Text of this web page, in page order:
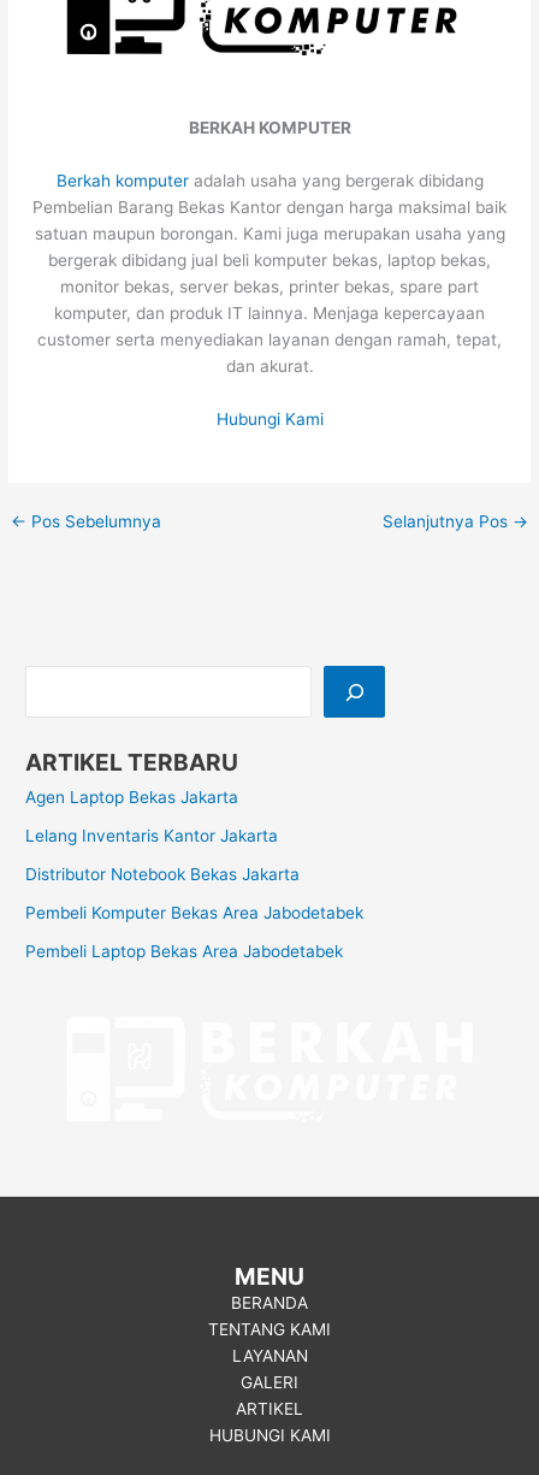
BERKAH KOMPUTER
Berkah komputeradalah usaha yang bergerak dibidang
Pembelian Barang Bekas Kantor dengan harga maksimal baik
satuan maupun borongan. Kami juga merupakan usaha yang
bergerak dibidang jual beli komputer bekas, laptop bekas,
monitor bekas, server bekas, printer bekas, spare part
komputer, dan produk IT lainnya. Menjaga kepercayaan
customer serta menyediakan layanan dengan ramah, tepat,
dan akurat.
Hubungi Kami
← Pos Sebelumnya Selanjutnya Pos →
ARTIKEL TERBARU
Agen Laptop Bekas Jakarta
Lelang Inventaris Kantor Jakarta
Distributor Notebook Bekas Jakarta
Pembeli Komputer Bekas Area Jabodetabek
Pembeli Laptop Bekas Area Jabodetabek
MENU
BERANDA
TENTANG KAMI
LAYANAN
GALERI
ARTIKEL
HUBUNGI KAMI